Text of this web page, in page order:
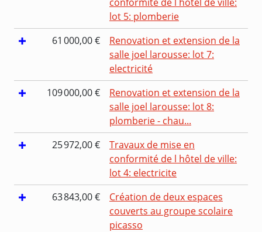
lot 5: plomberie
61 000,00 €
Renovation et extension de la
salle joel larousse: lot 7:
electricité
109 000,00 €
Renovation et extension de la
salle joel larousse: lot 8:
plomberie - chau...
25 972,00 €
Travaux de mise en
conformité de l hôtel de ville:
lot 4: electricite
63 843,00 €
Création de deux espaces
couverts au groupe scolaire
picasso